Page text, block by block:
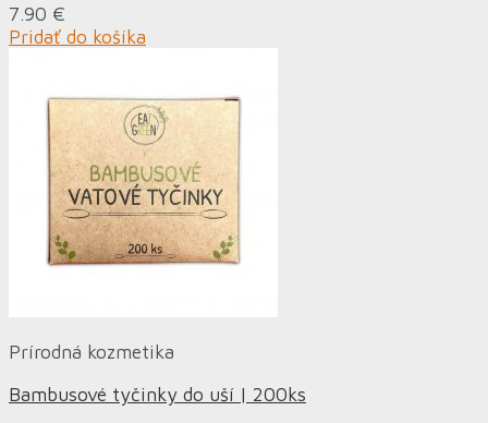
7.90 €
Pridať do košíka
Prírodná kozmetika
Bambusové tyčinky do uší | 200ks